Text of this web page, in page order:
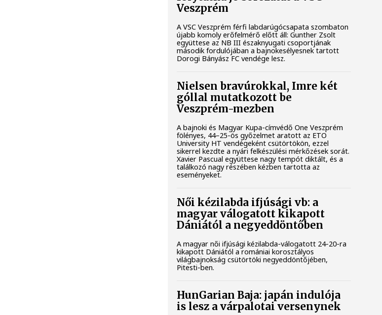
Veszprém
A VSC Veszprém férfi labdarúgócsapata szombaton
újabb komoly erőfelmérő előtt áll: Gunther Zsolt
együttese az NB III északnyugati csoportjának
második fordulójában a bajnokesélyesnek tartott
Dorogi Bányász FC vendége lesz.
Nielsen bravúrokkal, Imre két
góllal mutatkozott be
Veszprém-mezben
A bajnoki és Magyar Kupa-címvédő One Veszprém
fölényes, 44–25-ös győzelmet aratott az ETO
University HT vendégeként csütörtökön, ezzel
sikerrel kezdte a nyári felkészülési mérkőzések sorát.
Xavier Pascual együttese nagy tempót diktált, és a
találkozó nagy részében kézben tartotta az
eseményeket.
Női kézilabda ifjúsági vb: a
magyar válogatott kikapott
Dániától a negyeddöntőben
A magyar női ifjúsági kézilabda-válogatott 24-20-ra
kikapott Dániától a romániai korosztályos
világbajnokság csütörtöki negyeddöntőjében,
Pitesti-ben.
HunGarian Baja: japán indulója
is lesz a várpalotai versenynek